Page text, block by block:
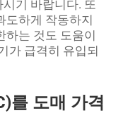
기 바랍니다. 또
도하게 작동하지
하는 것도 도움이
가 급격히 유입되
를 도매 가격